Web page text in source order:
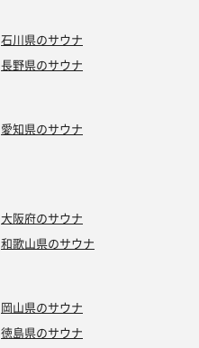
石川県のサウナ
長野県のサウナ
愛知県のサウナ
大阪府のサウナ
和歌山県のサウナ
岡山県のサウナ
徳島県のサウナ